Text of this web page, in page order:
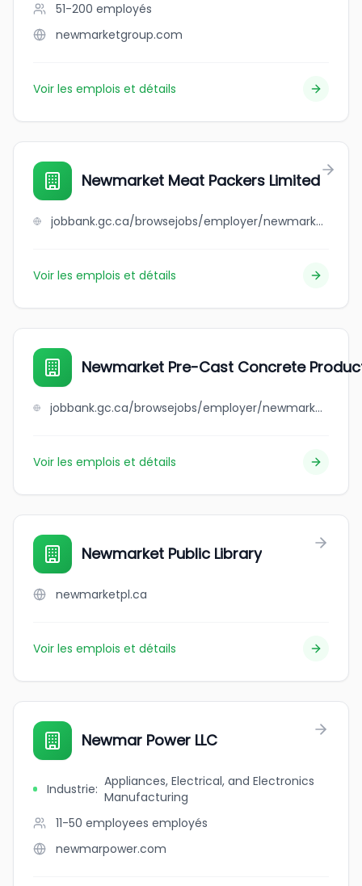
51-200 employés
newmarketgroup.com
Voir les emplois et détails
Newmarket Meat Packers Limited
jobbank.gc.ca/browsejobs/employer/newmarket+meat+packers+limited/ca
Voir les emplois et détails
Newmarket Pre-Cast Concrete
jobbank.gc.ca/browsejobs/employer/newmarket+pre-cast+concrete+products+ltd./ca
Voir les emplois et détails
Newmarket Public Library
newmarketpl.ca
Voir les emplois et détails
Newmar Power LLC
Industrie: Appliances, Electrical, and Electronics
Manufacturing
11-50 employees employés
newmarpower.com